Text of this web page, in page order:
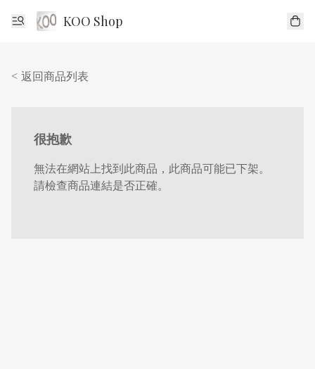
KOO Shop
< 返回商品列表
很抱歉
無法在網站上找到此商品，此商品可能已下架。
請檢查商品連結是否正確。